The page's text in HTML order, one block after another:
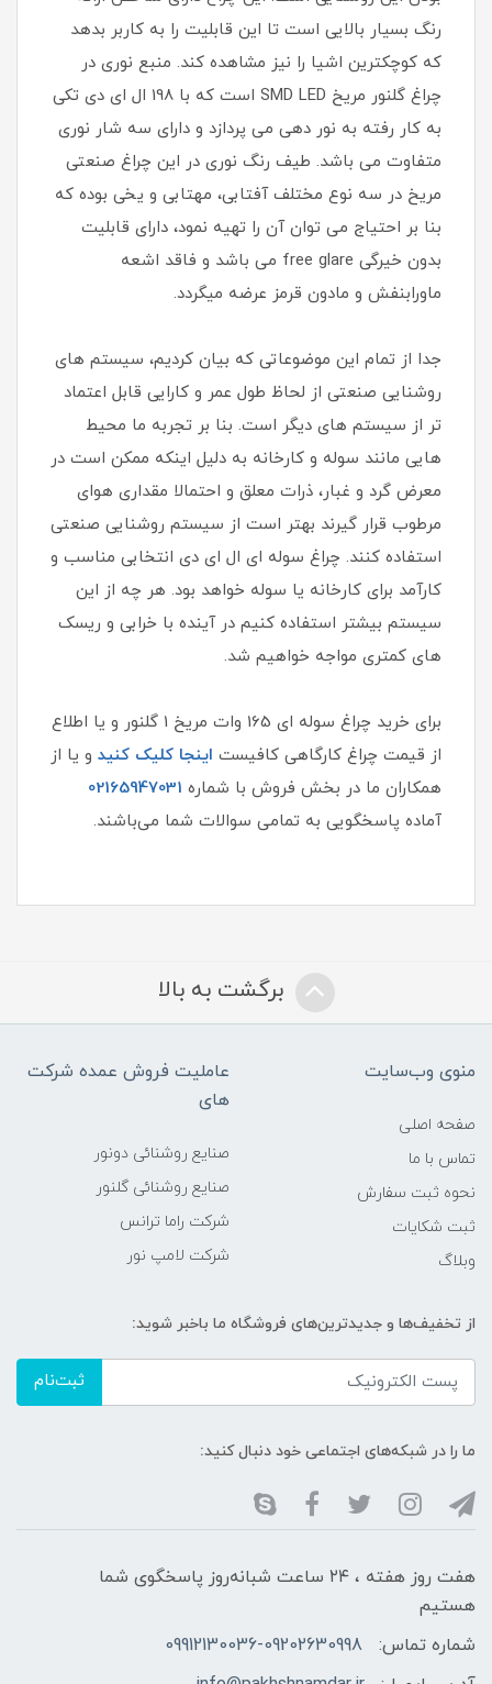
رنگ بسیار بالایی است تا این قابلیت را به کاربر بدهد
که کوچکترین اشیا را نیز مشاهده کند. منبع نوری در
چراغ گلنور مریخ SMD LED است که با 198 ال ای دی تکی
به کار رفته به نور دهی می پردازد و دارای سه شار نوری
متفاوت می باشد. طیف رنگ نوری در این چراغ صنعتی
مریخ در سه نوع مختلف آفتابی، مهتابی و یخی بوده که
بنا بر احتیاج می توان آن را تهیه نمود، دارای قابلیت
بدون خیرگی free glare می باشد و فاقد اشعه
ماورابنفش و مادون قرمز عرضه میگردد.
جدا از تمام این موضوعاتی که بیان کردیم، سیستم های
روشنایی صنعتی از لحاظ طول عمر و کارایی قابل اعتماد
تر از سیستم های دیگر است. بنا بر تجربه ما محیط
هایی مانند سوله و کارخانه به دلیل اینکه ممکن است در
معرض گرد و غبار، ذرات معلق و احتمالا مقداری هوای
مرطوب قرار گیرند بهتر است از سیستم روشنایی صنعتی
استفاده کنند. چراغ سوله ای ال ای دی انتخابی مناسب و
کارآمد برای کارخانه یا سوله خواهد بود. هر چه از این
سیستم بیشتر استفاده کنیم در آینده با خرابی و ریسک
های کمتری مواجه خواهیم شد.
برای خرید چراغ سوله ای 165 وات مریخ 1 گلنور و یا اطلاع
از قیمت چراغ کارگاهی کافیست اینجا کلیک کنید و یا از
همکاران ما در بخش فروش با شماره 02165947031
آماده پاسخگویی به تمامی سوالات شما می‌باشند.
برگشت به بالا
منوی وب‌سایت
صفحه اصلی
تماس با ما
نحوه ثبت سفارش
ثبت شکایات
وبلاگ
عاملیت فروش عمده شرکت
های
صنایع روشنائی دونور
صنایع روشنائی گلنور
شرکت راما ترانس
شرکت لامپ نور
از تخفیف‌ها و جدیدترین‌های فروشگاه ما باخبر شوید:
ثبت‌نام
ما را در شبکه‌های اجتماعی خود دنبال کنید:
هفت روز هفته ، ۲۴ ساعت شبانه‌روز پاسخگوی شما
هستیم
شماره تماس:
09912130036-09202630998